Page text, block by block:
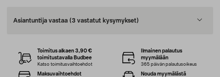
Asiantuntija vastaa (3 vastatut kysymykset)
Toimitus alkaen 3,90 €
toimitustavalla Budbee
Katso toimitusvaihtoehdot
Ilmainen palautus
myymälään
365 päivän palautusoikeus
Maksuvaihtoehdot Nouda myymälästä